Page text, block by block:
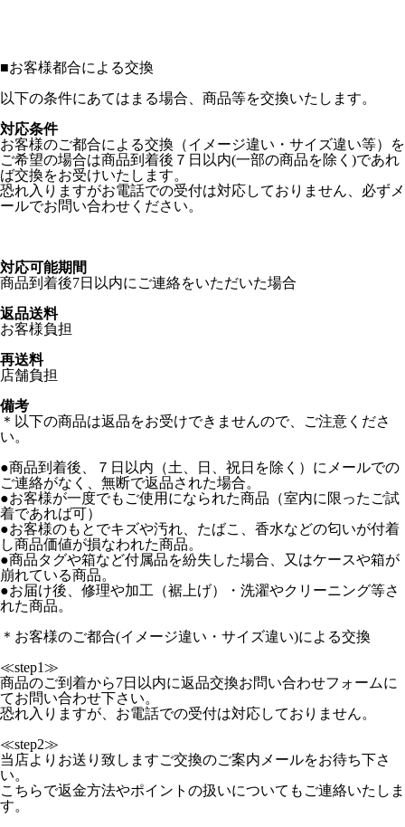
■お客様都合による交換
以下の条件にあてはまる場合、商品等を交換いたします。
対応条件
お客様のご都合による交換（イメージ違い・サイズ違い等）を
ご希望の場合は商品到着後７日以内(一部の商品を除く)であれ
ば交換をお受けいたします。
恐れ入りますがお電話での受付は対応しておりません、必ずメ
ールでお問い合わせください。
対応可能期間
商品到着後7日以内にご連絡をいただいた場合
返品送料
お客様負担
再送料
店舗負担
備考
＊以下の商品は返品をお受けできませんので、ご注意くださ
い。
●商品到着後、７日以内（土、日、祝日を除く）にメールでの
ご連絡がなく、無断で返品された場合。
●お客様が一度でもご使用になられた商品（室内に限ったご試
着であれば可）
●お客様のもとでキズや汚れ、たばこ、香水などの匂いが付着
し商品価値が損なわれた商品。
●商品タグや箱など付属品を紛失した場合、又はケースや箱が
崩れている商品。
●お届け後、修理や加工（裾上げ）・洗濯やクリーニング等さ
れた商品。
＊お客様のご都合(イメージ違い・サイズ違い)による交換
≪step1≫
商品のご到着から7日以内に返品交換お問い合わせフォームに
てお問い合わせ下さい。
恐れ入りますが、お電話での受付は対応しておりません。
≪step2≫
当店よりお送り致しますご交換のご案内メールをお待ち下さ
い。
こちらで返金方法やポイントの扱いについてもご連絡いたしま
す。